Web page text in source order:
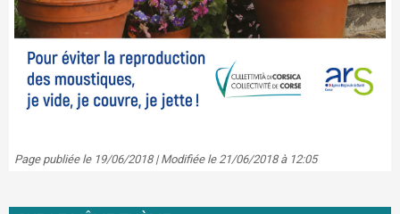
Page publiée le 19/06/2018 | Modifiée le 21/06/2018 à 12:05